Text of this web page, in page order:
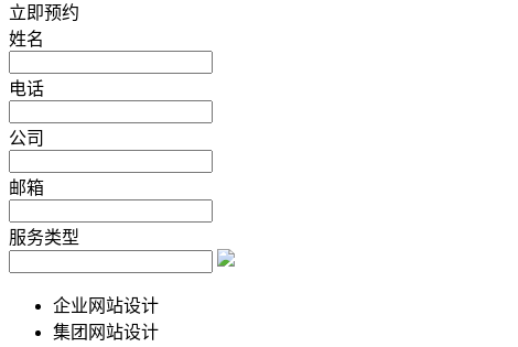
立即预约
姓名
电话
公司
邮箱
服务类型
企业网站设计
集团网站设计